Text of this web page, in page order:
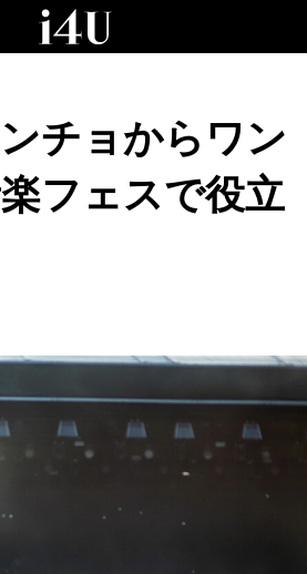
チョからワン
フェスで役立